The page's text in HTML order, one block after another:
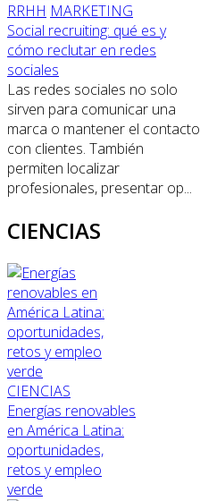
RRHH MARKETING
Social recruiting: qué es y
cómo reclutar en redes
sociales
Las redes sociales no solo
sirven para comunicar una
marca o mantener el contacto
con clientes. También
permiten localizar
profesionales, presentar op...
CIENCIAS
CIENCIAS
Energías renovables
en América Latina:
oportunidades,
retos y empleo
verde